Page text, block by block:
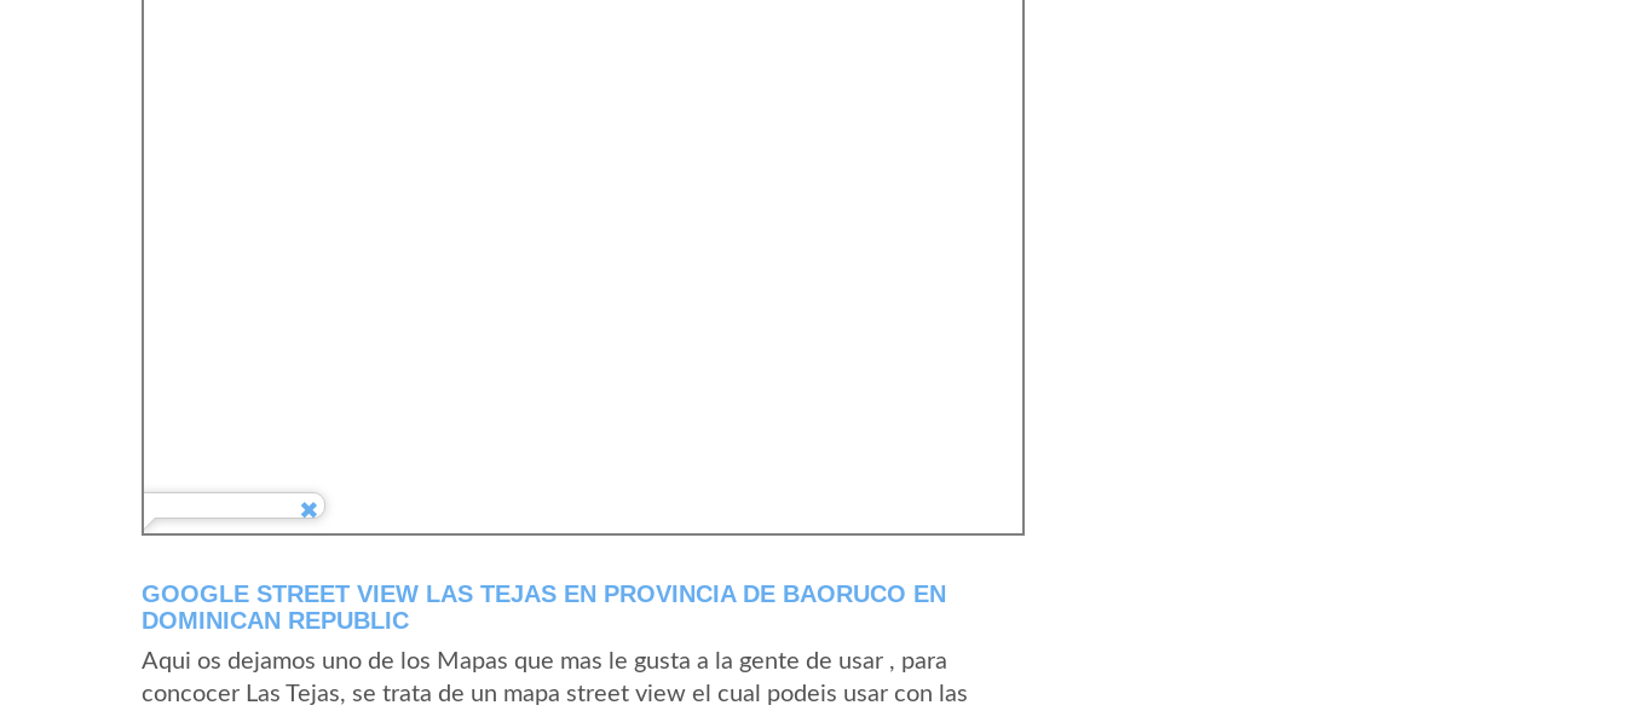
GOOGLE STREET VIEW LAS TEJAS EN PROVINCIA DE BAORUCO EN
DOMINICAN REPUBLIC
Aqui os dejamos uno de los Mapas que mas le gusta a la gente de usar , para
concocer Las Tejas, se trata de un mapa street view el cual podeis usar con las